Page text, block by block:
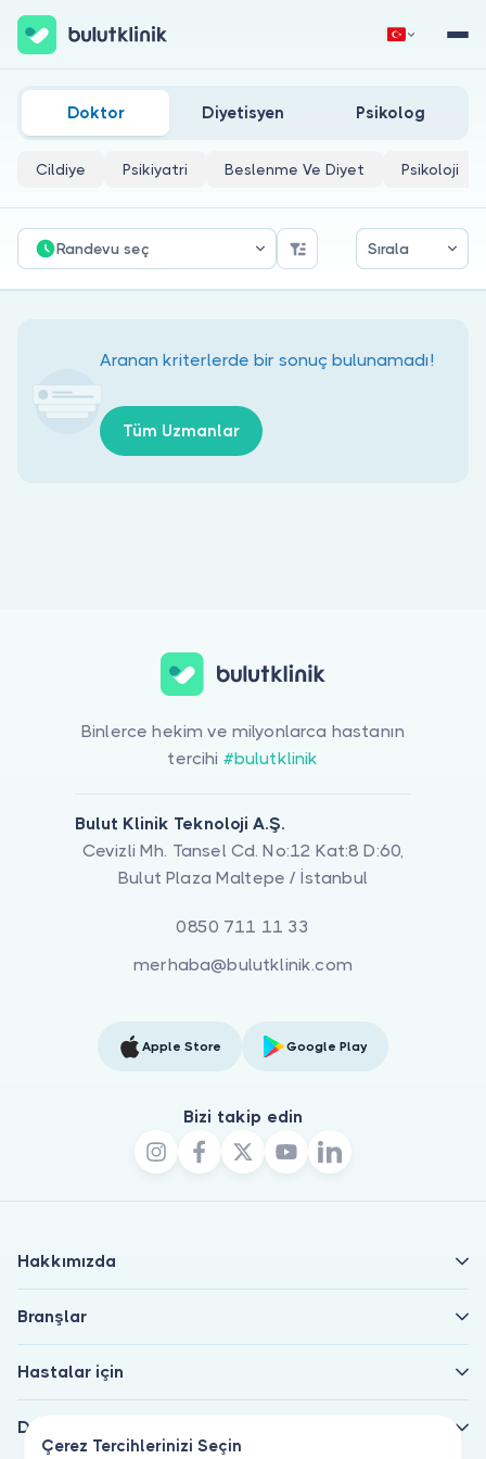
Hastalar için
Doktorlar için
Hemen Kaydol Giriş Yap
Antalya Sigarayı Bıraktırma Kliniği Doktorları
Doktor Diyetisyen Psikolog
Cildiye Psikiyatri Beslenme Ve Diyet Psikoloji
Randevu seç Sırala
Aranan kriterlerde bir sonuç bulunamadı!
Tüm Uzmanlar
Çerez Tercihlerinizi Seçin
Binlerce hekim ve milyonlarca hastanın
tercihi #bulutklinik
Bulut Klinik Teknoloji A.Ş.
Cevizli Mh. Tansel Cd. No:12 Kat:8 D:60,
Bulut Plaza Maltepe / İstanbul
0850 711 11 33
merhaba@bulutklinik.com
Apple Store Google Play
Bizi takip edin
Hakkımızda
Branşlar
Hastalar için
Doktorlar için